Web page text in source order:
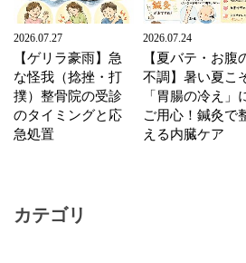
2026.07.27
【ゲリラ豪雨】急
な怪我（捻挫・打
撲）整骨院の受診
のタイミングと応
急処置
2026.07.24
【夏バテ・お腹
不調】暑い夏こ
「胃腸の冷え」
ご用心！鍼灸で
える内臓ケア
カテゴリ